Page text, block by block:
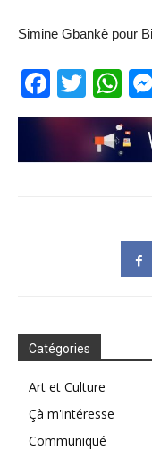
Simine Gbankè pour
Catégories
Art et Culture
Çà m'intéresse
Communiqué